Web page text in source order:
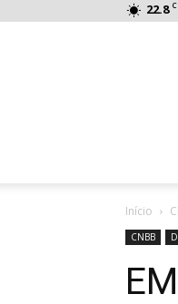
22.8 C
Início
CNBB